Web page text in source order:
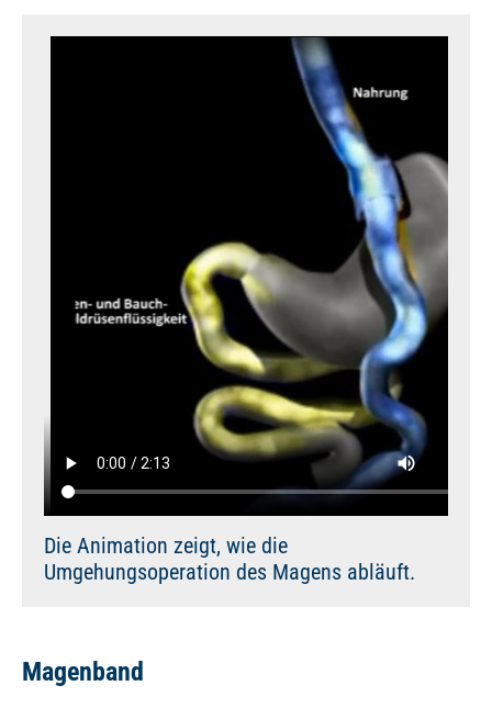
Die Animation zeigt, wie die
Umgehungsoperation des Magens abläuft.
Magenband